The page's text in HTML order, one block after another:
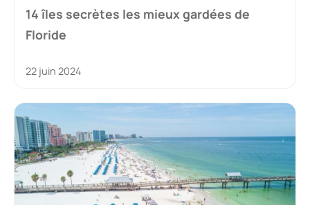
14 îles secrètes les mieux gardées de
Floride
22 juin 2024